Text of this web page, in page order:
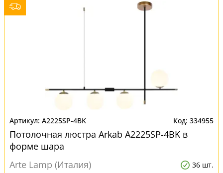
A2225SP-4BK 334955
Потолочная люстра Arkab A2225SP-4BK в
форме шара
Arte Lamp (Италия)
36 шт.